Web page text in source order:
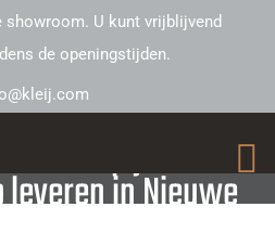
showroom. U kunt vrijblijvend
de openingstijden.
en Tapijten –
in Nieuwe